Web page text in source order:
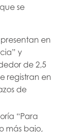
se
en
y
de 2,5
registran en
de
“Para
más bajo,